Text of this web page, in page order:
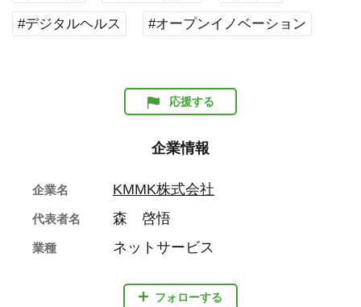
#デジタルヘルス #オープンイノベーション
応援する
企業情報
フォローする
企業名 KMMK株式会社
代表者名 森 啓悟
業種 ネットサービス